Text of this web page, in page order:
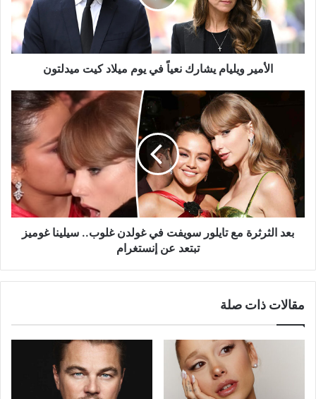
يوم
ميلاد
كيت
ميدلتون
الأمير ويليام يشارك نعياً في يوم ميلاد كيت ميدلتون
سويفت
غولدن
غلوب..
سيلينا
غوميز
بعد الثرثرة مع تايلور سويفت في غولدن غلوب.. سيلينا غوميز
تبتعد عن إنستغرام
مقالات ذات صلة